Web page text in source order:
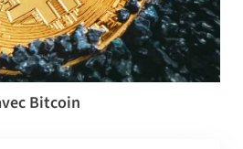
Bitcoin